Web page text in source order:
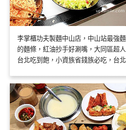
李掌櫃功夫製麵中山店，中山站最強
的麵條，紅油抄手好涮嘴，大同區超
台北吃到飽，小資族省錢族必吃，台